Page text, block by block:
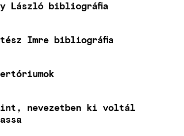
László bibliográfia
Imre bibliográfia
nevezetben ki voltál